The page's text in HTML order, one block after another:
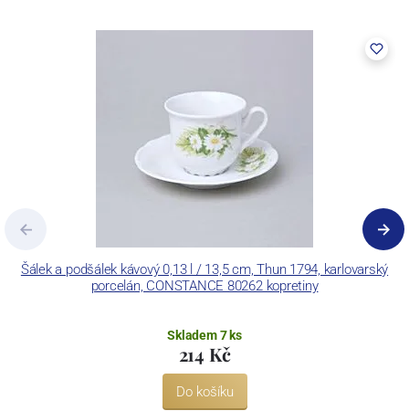
pecemi a vtavnou dekorační pecí. Závod je schopen dekorovat své
Concordia Lesov používá ochrannou známku LC a Thun Hotel &
Šálek a podšálek kávový 0,13 l / 13,5 cm, Thun 1794, karlovarský
porcelán, CONSTANCE 80262 kopretiny
Skladem 7 ks
214 Kč
Do košíku